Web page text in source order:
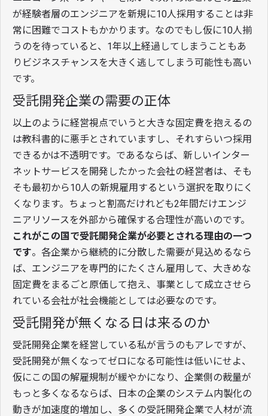
が経験者層のエンジニアを新規に10人採用することは非
常に困難でコストもかかります。なのでもし仮に10人揃
うのを待っていると、1年以上経過してしまうこともあ
りビジネスチャンスを大きく逃してしまう可能性も高い
です。
受託開発企業の需要の正体
以上のように経営視点でいうと大きな固定費を抱えるの
は教科書的に悪手とされていますし、それすらいつ採用
できるかは不透明です。であるならば、新しいインター
ネットサービスを開発したかった会社の経営者は、そも
そも最初から10人の新規雇用するという選択を取りにく
くなります。ちょっと割高だけれども2年間だけエンジ
ニアリソースを外部から確保する合理性が高いのです。
これがこの国で受託開発企業が必要とされる理由の一つ
です。各企業から継続的に分散した需要が見込めるなら
ば、エンジニアを専門的にたくさん雇用して、大きめな
固定費をまるごと原価して抱え、事業として成立させら
れている会社が社会機能としては必要なのです。
受託開発が無くなる日は来るのか
受託開発企業を経営している私が言うのもアレですが、
受託開発が無くなってゼロになる可能性は低いにせよ、
仮にこの国の解雇規制が緩やかになり、企業側の裁量が
もっと多くなるならば、日本の企業のシステム内製化の
動きが加速度的増加し、多くの受託開発企業で人材が流